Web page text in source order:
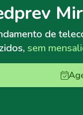
de
sem